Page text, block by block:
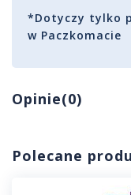
*Dotyczy tylko
w Paczkomacie
Opinie(0)
Polecane